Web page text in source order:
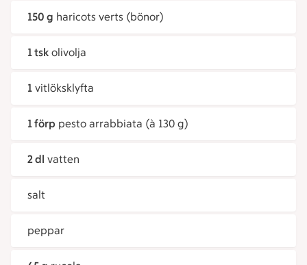
150 g haricots verts (bönor)
1 tsk olivolja
1 vitlöksklyfta
1 förp pesto arrabbiata (à 130 g)
2 dl vatten
salt
peppar